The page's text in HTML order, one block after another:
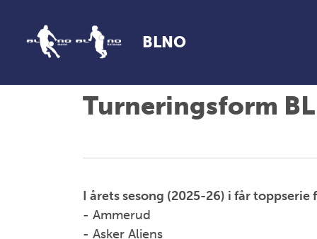
BLNO
Turneringsform
I årets sesong (2025-26) i får
- Ammerud
- Asker Aliens